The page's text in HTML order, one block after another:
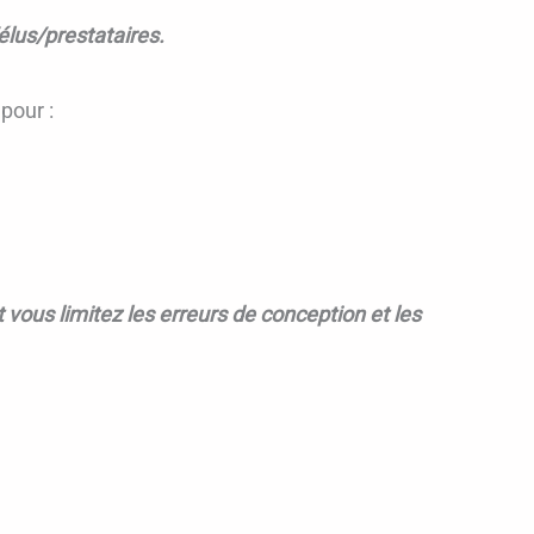
prestataires.
:
limitez les erreurs de conception et les